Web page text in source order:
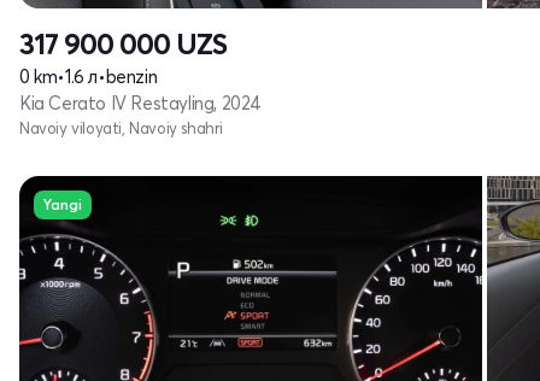
317 900 000 UZS
0 km•1.6 л•benzin
Kia Cerato IV Restayling, 2024
Navoiy viloyati, Navoiy shahri
Yangi